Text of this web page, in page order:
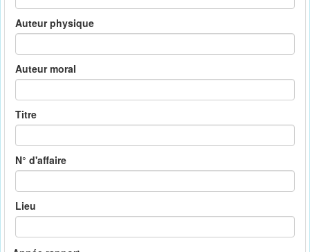
Auteur physique
Auteur moral
Titre
N° d'affaire
Lieu